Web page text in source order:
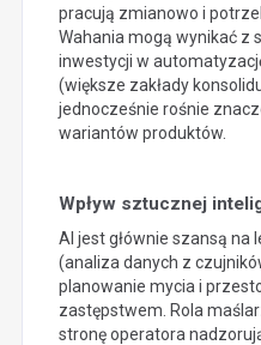
pracują zmianowo i
Wahania mogą wynikać z
inwestycji w
(większe zakłady
jednocześnie rośnie
wariantów produktów.
Wpływ sztucznej
AI jest głównie szansą na
(analiza danych z
planowanie mycia i
zastępstwem. Rola
stronę operatora